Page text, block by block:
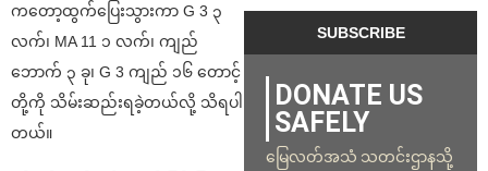
ကတော့ထွက်ပြေးသွားကာ G 3 ၃
လက်၊ MA 11 ၁ လက်၊ ကျည်
ဘောက် ၃ ခု၊ G 3 ကျည် ၁၆ တောင့်
တို့ကို သိမ်းဆည်းရခဲ့တယ်လို့ သိရပါ
တယ်။
DONATE US
SAFELY
မြေလတ်အသံ သတင်းဌာနသို့